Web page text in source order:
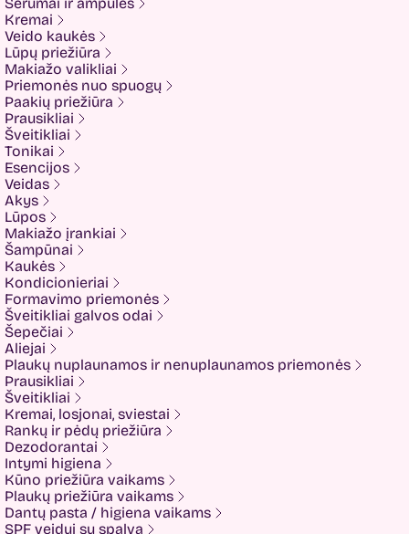
CHALURE
Cherubs
Cliniccare
COSRX
COTRIL
COVEDERM
Crazy Hair
Dalton
Dear Doer
Ekseption
Elizavecca
ESFOLIO
ETUDE
Eyenlip
FaceFacts
Fariis
Fixderma
Fluff
Formal Bee
Fusion
Glow Hub
HeadShock
Hiskin
Holika holika
Imbue
Imbue.
INOAR
Isntree
IUNIK
K-MOM
Kadus Professional
Keenwell
Kremai
Veido kaukės
Lūpų priežiūra
Makiažo valikliai
Priemonės nuo spuogų
Paakių priežiūra
Prausikliai
Šveitikliai
Tonikai
Esencijos
Veidas
Akys
Lūpos
Makiažo įrankiai
Šampūnai
Kaukės
Kondicionieriai
Formavimo priemonės
Šveitikliai galvos odai
Šepečiai
Aliejai
Plaukų nuplaunamos ir nenuplaunamos priemonės
Prausikliai
Šveitikliai
Kremai, losjonai, sviestai
Rankų ir pėdų priežiūra
Dezodorantai
Intymi higiena
Kūno priežiūra vaikams
Plaukų priežiūra vaikams
Dantų pasta / higiena vaikams
SPF veidui su spalva